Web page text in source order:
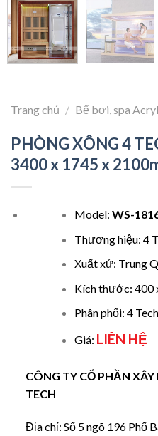
Trang chủ / Bể bơi, spa
PHÒNG XÔNG 4
3400 x 1745 x
Model: WS-
Thương hiệu: 4
Xuất xứ: Trung
Kích thước: 400
Phân phối: 4 Tech
Giá: LIÊN HỆ
CÔNG TY CỔ PHẦN
TECH
Địa chỉ: Số 5 ngõ 196 Phố